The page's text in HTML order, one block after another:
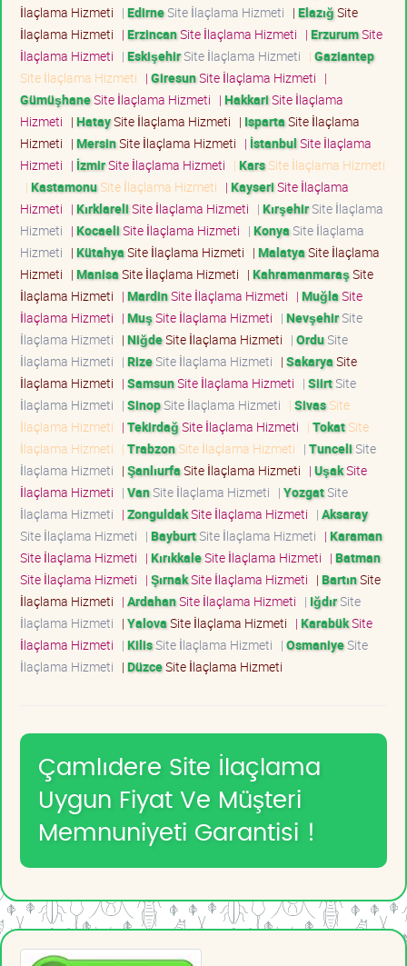
İlaçlama Hizmeti | EdirneSite İlaçlama Hizmeti | ElazığSite
İlaçlama Hizmeti | ErzincanSite İlaçlama Hizmeti | ErzurumSite
İlaçlama Hizmeti | EskişehirSite İlaçlama Hizmeti | Gaziantep
Site İlaçlama Hizmeti | GiresunSite İlaçlama Hizmeti |
GümüşhaneSite İlaçlama Hizmeti | HakkariSite İlaçlama
Hizmeti | HataySite İlaçlama Hizmeti | IspartaSite İlaçlama
Hizmeti | MersinSite İlaçlama Hizmeti | İstanbulSite İlaçlama
Hizmeti | İzmirSite İlaçlama Hizmeti | KarsSite İlaçlama Hizmeti
| KastamonuSite İlaçlama Hizmeti | KayseriSite İlaçlama
Hizmeti | KırklareliSite İlaçlama Hizmeti | KırşehirSite İlaçlama
Hizmeti | KocaeliSite İlaçlama Hizmeti | KonyaSite İlaçlama
Hizmeti | KütahyaSite İlaçlama Hizmeti | MalatyaSite İlaçlama
Hizmeti | ManisaSite İlaçlama Hizmeti | KahramanmaraşSite
İlaçlama Hizmeti | MardinSite İlaçlama Hizmeti | MuğlaSite
İlaçlama Hizmeti | MuşSite İlaçlama Hizmeti | NevşehirSite
İlaçlama Hizmeti | NiğdeSite İlaçlama Hizmeti | OrduSite
İlaçlama Hizmeti | RizeSite İlaçlama Hizmeti | SakaryaSite
İlaçlama Hizmeti | SamsunSite İlaçlama Hizmeti | SiirtSite
İlaçlama Hizmeti | SinopSite İlaçlama Hizmeti | SivasSite
İlaçlama Hizmeti | TekirdağSite İlaçlama Hizmeti | TokatSite
İlaçlama Hizmeti | TrabzonSite İlaçlama Hizmeti | TunceliSite
İlaçlama Hizmeti | ŞanlıurfaSite İlaçlama Hizmeti | UşakSite
İlaçlama Hizmeti | VanSite İlaçlama Hizmeti | YozgatSite
İlaçlama Hizmeti | ZonguldakSite İlaçlama Hizmeti | Aksaray
Site İlaçlama Hizmeti | BayburtSite İlaçlama Hizmeti | Karaman
Site İlaçlama Hizmeti | KırıkkaleSite İlaçlama Hizmeti | Batman
Site İlaçlama Hizmeti | ŞırnakSite İlaçlama Hizmeti | BartınSite
İlaçlama Hizmeti | ArdahanSite İlaçlama Hizmeti | IğdırSite
İlaçlama Hizmeti | YalovaSite İlaçlama Hizmeti | KarabükSite
İlaçlama Hizmeti | KilisSite İlaçlama Hizmeti | OsmaniyeSite
İlaçlama Hizmeti | DüzceSite İlaçlama Hizmeti
Çamlıdere Site İlaçlama
Uygun Fiyat Ve Müşteri
Memnuniyeti Garantisi !